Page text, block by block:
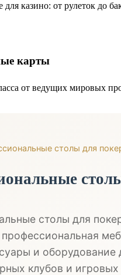
казино: от рулеток до
карты
от ведущих мировых
столы для
столы для
и оборудование
клубов и игровых